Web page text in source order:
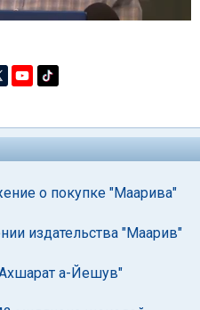
о покупке "Маарива"
издательства "Маарив"
а-Йешув"